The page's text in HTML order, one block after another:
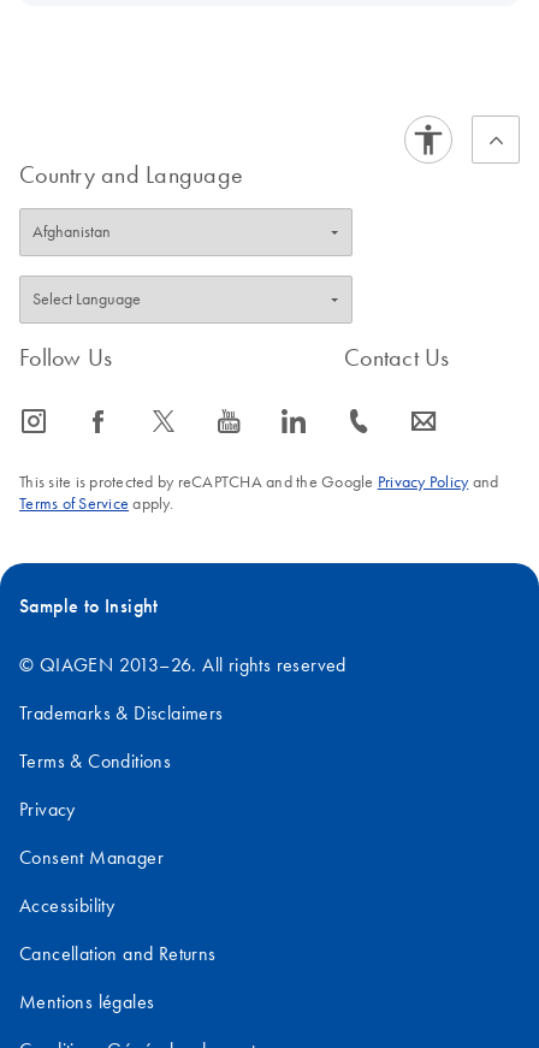
Country and Language
Follow Us
icon_0065_instagram-s icon_0064_facebook-s icon_0340_cc_gen_x-s icon_0077_youtube-s icon_0066_linkedin-s
Contact Us
icon_0072_phone-s icon_0063_envelope-s
This site is protected by reCAPTCHA and the Google Privacy Policyand
Terms of Service apply.
Sample to Insight
© QIAGEN 2013–26. All rights reserved
Trademarks & Disclaimers
Terms & Conditions
Privacy
Consent Manager
Accessibility
Cancellation and Returns
Mentions légales